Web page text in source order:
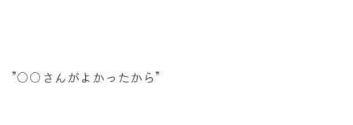
”○○さんがよかったから”